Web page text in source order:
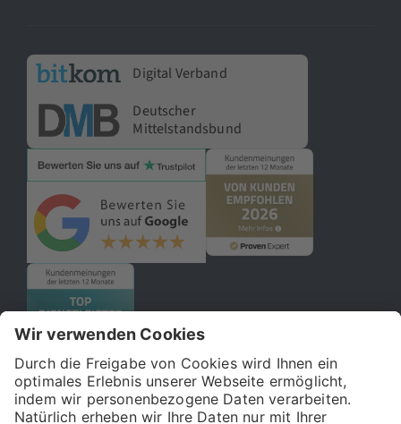
Digital Verband
Deutscher
Mittelstandsbund